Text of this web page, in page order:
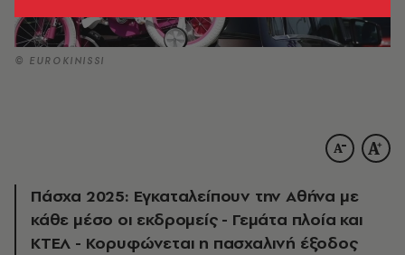
© EUROKINISSI
Πάσχα 2025: Εγκαταλείπουν την Αθήνα με
κάθε μέσο οι εκδρομείς - Γεμάτα πλοία και
ΚΤΕΛ - Κορυφώνεται η πασχαλινή έξοδος